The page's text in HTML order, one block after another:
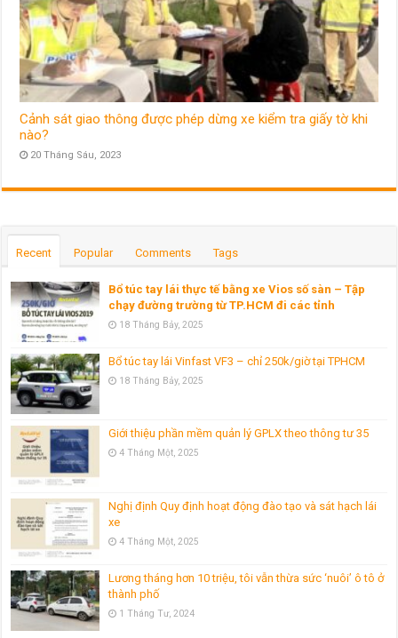
Cảnh sát giao thông được phép dừng xe kiểm tra giấy tờ khi
nào?
20 Tháng Sáu, 2023
Recent Popular Comments Tags
Bổ túc tay lái thực tế bằng xe Vios số sàn – Tập
chạy đường trường từ TP.HCM đi các tỉnh
18 Tháng Bảy, 2025
Bổ túc tay lái Vinfast VF3 – chỉ 250k/giờ tại TPHCM
18 Tháng Bảy, 2025
Giới thiệu phần mềm quản lý GPLX theo thông tư 35
4 Tháng Một, 2025
Nghị định Quy định hoạt động đào tạo và sát hạch lái
xe
4 Tháng Một, 2025
Lương tháng hơn 10 triệu, tôi vẫn thừa sức ‘nuôi’ ô tô ở
thành phố
1 Tháng Tư, 2024